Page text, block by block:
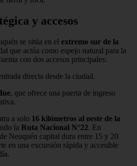
y accesos
se sitúa en el extremo sur de la
que actúa como espejo natural para la
con dos accesos principales:
directa desde la ciudad.
, que ofrece una puerta de ingreso
a solo 16 kilómetros al oeste de la
la Ruta Nacional N°22. En
Neuquén capital dura entre 15 y 20
en una excursión rápida y accesible